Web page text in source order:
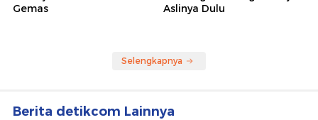
Gemas
Aslinya Dulu
Selengkapnya
Berita detikcom Lainnya